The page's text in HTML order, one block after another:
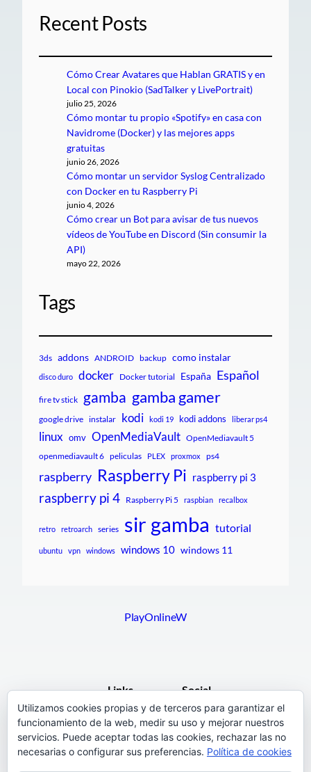
Recent Posts
Cómo Crear Avatares que Hablan GRATIS y en
Local con Pinokio (SadTalker y LivePortrait)
julio 25, 2026
Cómo montar tu propio «Spotify» en casa con
Navidrome (Docker) y las mejores apps
gratuitas
junio 26, 2026
Cómo montar un servidor Syslog Centralizado
con Docker en tu Raspberry Pi
junio 4, 2026
Cómo crear un Bot para avisar de tus nuevos
vídeos de YouTube en Discord (Sin consumir la
API)
mayo 22, 2026
Tags
3ds addons ANDROID backup como instalar
disco duro docker Docker tutorial España Español
fire tv stick gamba gamba gamer
google drive instalar kodi kodi 19 kodi addons liberar ps4
linux omv OpenMediaVault OpenMediavault 5
openmediavault 6 peliculas PLEX proxmox ps4
raspberry Raspberry Pi raspberry pi 3
raspberry pi 4 Raspberry Pi 5 raspbian recalbox
retro retroarch series sir gamba tutorial
ubuntu vpn windows windows 10 windows 11
PlayOnlineW
Pages
Links
F.A.Q.
Social
Facebook
Utilizamos cookies propias y de terceros para garantizar el
funcionamiento de la web, medir su uso y mejorar nuestros
servicios. Puede aceptar todas las cookies, rechazar las no
necesarias o configurar sus preferencias. Política de cookies